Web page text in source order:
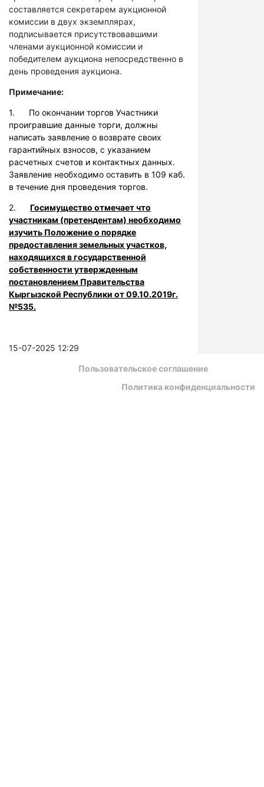
составляется секретарем аукционной
комиссии в двух экземплярах,
подписывается присутствовавшими
членами аукционной комиссии и
победителем аукциона непосредственно в
день проведения аукциона.
Примечание:
1. По окончании торгов Участники
проигравшие данные торги, должны
написать заявление о возврате своих
гарантийных взносов, с указанием
расчетных счетов и контактных данных.
Заявление необходимо оставить в 109 каб.
в течение дня проведения торгов.
2. Госимущество отмечает что
участникам (претендентам) необходимо
изучить Положение о порядке
предоставления земельных участков,
находящихся в государственной
собственности утвержденным
постановлением Правительства
Кыргызской Республики от 09.10.2019г.
№535.
15-07-2025 12:29
Пользовательское соглашение
Политика конфиденциальности